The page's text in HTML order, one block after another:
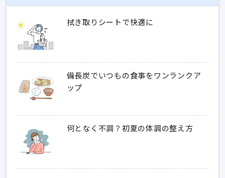
拭き取りシートで快適に
備長炭でいつもの食事をワンランクア
ップ
何となく不調？初夏の体調の整え方